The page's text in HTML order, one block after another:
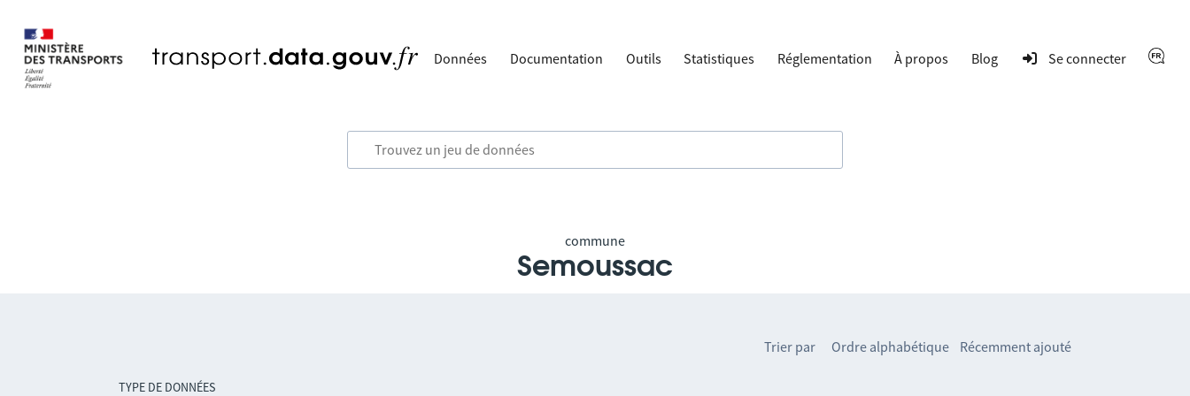
Données Documentation Outils Statistiques Réglementation À propos Blog Se connecter
commune
Semoussac
TYPE DE DONNÉES
Trier par Ordre alphabétique Récemment ajouté